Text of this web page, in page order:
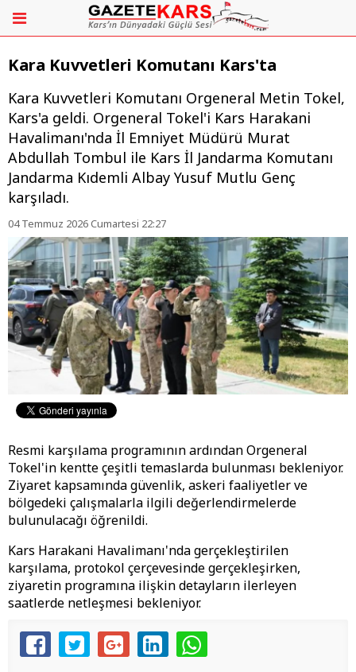
Kara Kuvvetleri Komutanı Kars'ta
Kara Kuvvetleri Komutanı Orgeneral Metin Tokel,
Kars'a geldi. Orgeneral Tokel'i Kars Harakani
Havalimanı'nda İl Emniyet Müdürü Murat
Abdullah Tombul ile Kars İl Jandarma Komutanı
Jandarma Kıdemli Albay Yusuf Mutlu Genç
karşıladı.
04 Temmuz 2026 Cumartesi 22:27
Resmi karşılama programının ardından Orgeneral
Tokel'in kentte çeşitli temaslarda bulunması bekleniyor.
Ziyaret kapsamında güvenlik, askeri faaliyetler ve
bölgedeki çalışmalarla ilgili değerlendirmelerde
bulunulacağı öğrenildi.
Kars Harakani Havalimanı'nda gerçekleştirilen
karşılama, protokol çerçevesinde gerçekleşirken,
ziyaretin programına ilişkin detayların ilerleyen
saatlerde netleşmesi bekleniyor.